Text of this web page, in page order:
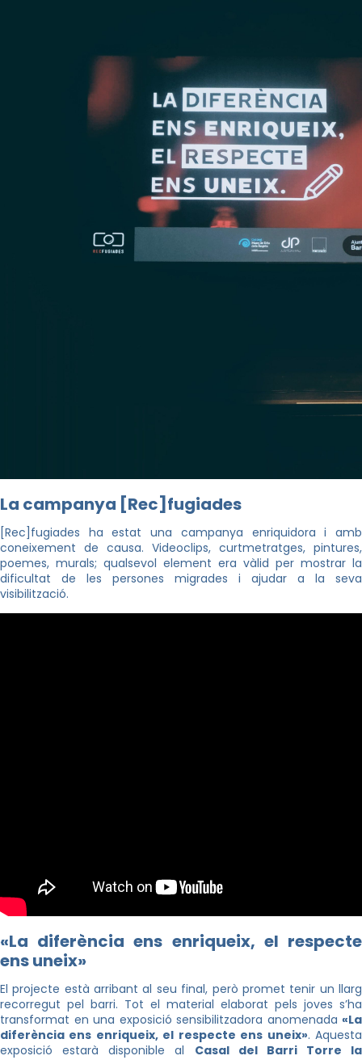
La campanya [Rec]fugiades
[Rec]fugiades ha estat una campanya enriquidora i amb
coneixement de causa. Videoclips, curtmetratges, pintures,
poemes, murals; qualsevol element era vàlid per mostrar la
dificultat de les persones migrades i ajudar a la seva
visibilització.
«La diferència ens enriqueix, el respecte
ens uneix»
El projecte està arribant al seu final, però promet tenir un llarg
recorregut pel barri. Tot el material elaborat pels joves s’ha
transformat en una exposició sensibilitzadora anomenada «La
diferència ens enriqueix, el respecte ens uneix». Aquesta
exposició estarà disponible al Casal del Barri Torre la